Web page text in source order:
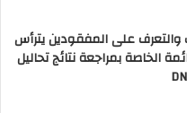
على المفقودين يترأس
الخاصة بمراجعة نتائج تحاليل